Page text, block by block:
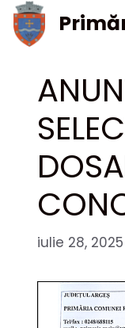
Sari
conținut
iulie 28, 2025